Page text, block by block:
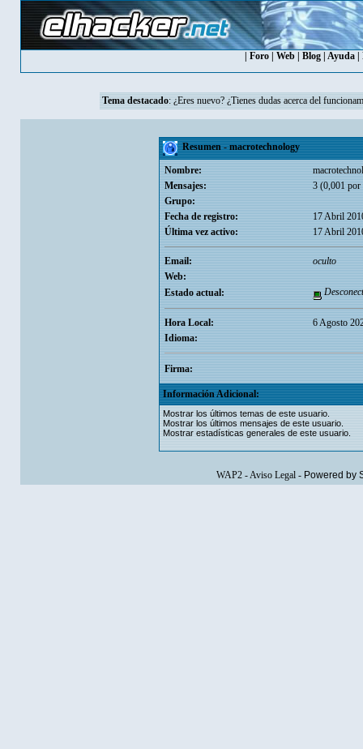
Foro| Web| Blog| Ayuda|
Tema destacado: ¿Eres nuevo? ¿Tienes dudas acerca del
Resumen - macrotechnology
Nombre:
Mensajes:
3 (0,001 por
Grupo:
Fecha de registro:
17 Abril
Última vez activo:
17 Abril
Email:
oculto
Web:
Estado actual:
Hora Local:
6 Agosto
Idioma:
Firma:
Información Adicional:
Mostrar los últimos temas de este usuario.
Mostrar los últimos mensajes de este usuario.
Mostrar estadísticas generales de este usuario.
WAP2-Aviso Legal- Powered by